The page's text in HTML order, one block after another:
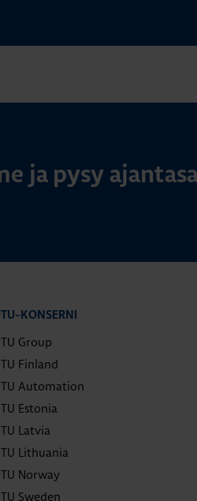
ja pysy
KONSERNI
Group
Finland
Automation
Estonia
Latvia
Lithuania
Norway
Sweden